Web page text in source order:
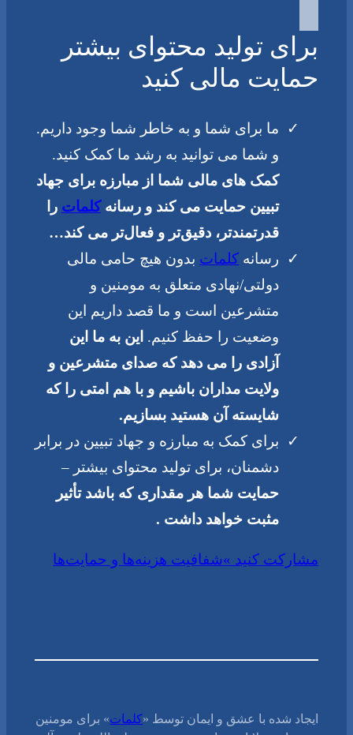
برای تولید محتوای بیشتر
حمایت مالی کنید
ما برای شما و به خاطر شما وجود داریم.
و شما می توانید به رشد ما کمک کنید.
کمک های مالی شما از مبارزه برای جهاد
تبیین حمایت می کند و رسانهکلمات را
قدرتمندتر، دقیق‌تر و فعال‌تر می کند…
رسانه کلمات بدون هیچ حامی مالی
دولتی/نهادی متعلق به مومنین و
متشرعین است و ما قصد داریم این
وضعیت را حفظ کنیم. این به ما این
آزادی را می دهد که صدای متشرعین و
ولایت مداران باشیم و با هم امتی را که
شایسته آن هستید بسازیم.
برای کمک به مبارزه و جهاد تبیین در برابر
دشمنان، برای تولید محتوای بیشتر –
حمایت شما هر مقداری که باشد تأثیر
مثبت خواهد داشت .
مشارکت کنید »شفافیت هزینه‌ها و حمایت‌ها
ایجاد شده با عشق و ایمان توسط «کلمات» برای مومنین